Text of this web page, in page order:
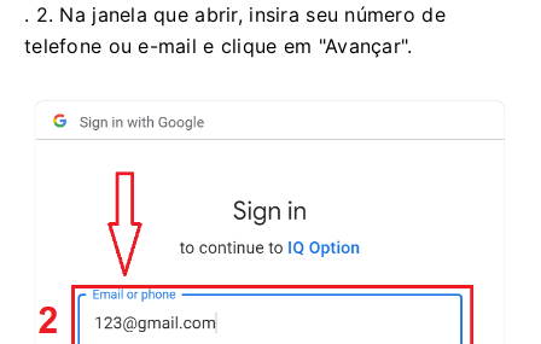
. 2. Na janela que abrir, insira seu número de
telefone ou e-mail e clique em "Avançar".